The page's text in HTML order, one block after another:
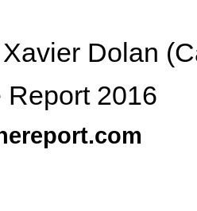
Dolan
2016